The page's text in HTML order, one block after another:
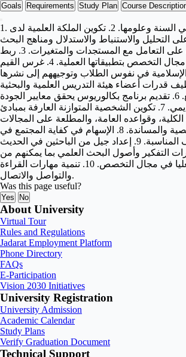
Goals Requirements Study Plan Course
1. تقديم تعليم متميز في السنة وعلومها. 2. تكوين الملكة العلمية لدى
التحليل والاستنباط والاستدلال ومناهج البحث
العلمي قادرة على التعامل مع المستجدات والمتغيرات. 3. ربط
المعرفة النظرية في مجال التخصص بتطبيقاتها العملية. 4. غرس القيم
الإسلامية في نفوس الطلاب وتوجيههم إلى نشرها
إليها. 5. توظيف قدرات أعضاء هيئة التدريس العلمية والبحثية
في خدمة المجتمع. 6. تقديم برنامج بكالوريوس يحقق معايير الجودة
والاعتماد الأكاديمي. 7. تكوين الشخصية المتوازنة العارفة بمبادئ
الكلية، وقواعده العامة، والمطلعة على المجالات
العلمية التخصصية والمساندة. 8. الإسهام في كفاية المجتمع في
مجالات التوظيف المناسبة. 9. إعداد جيل من الباحثين في الحديث
التفكير وأصول البحث العلمي بما يمكنهم من
إكمال دراستهم العليا في مجال التخصص. 10. تنمية مهارات القراءة
والتواصل والاتصال.
Was this page useful?
Yes No
About University
Virtual Tour
Rules and Regulations
Jadarat Employment Platform
Phone Directory
FAQs
E-Participation
Vision 2030 Initiatives
University Registration
University Admission
Academic Calendar
Study Plans
Verify Graduation Document
Technical Support